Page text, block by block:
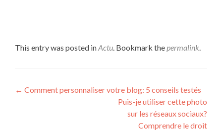
This entry was posted inActu. Bookmark thepermalink.
Post navigation
← Comment personnaliser votre blog: 5 conseils testés
Puis-je utiliser cette photo
sur les réseaux sociaux?
Comprendre le droit